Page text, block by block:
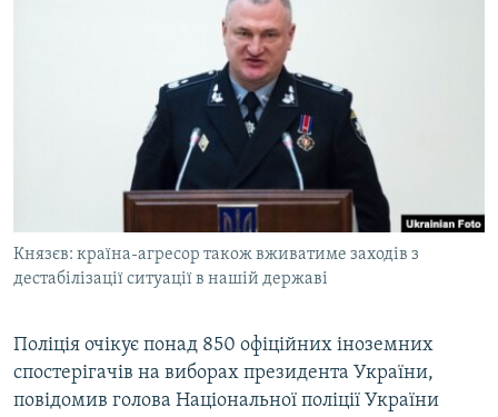
ВІДЕОУРОКИ «ELIFBE»
СВІДЧЕННЯ ОКУПАЦІЇ
УКРАЇНСЬКА ПРОБЛЕМА КРИМУ
ЯК ОБІЙТИ БЛОКУВАННЯ
Князєв: країна-агресор також вживатиме заходів з
дестабілізації ситуації в нашій державі
Поліція очікує понад 850 офіційних іноземних
спостерігачів на виборах президента України,
повідомив голова Національної поліції України